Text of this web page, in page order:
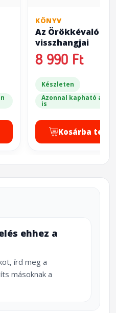
KÖNYV
Az Örökkévaló
visszhangjai
8 990 Ft
Készleten
Azonnal kapható a
is
Kosárba
ehhez a
írd meg a
másoknak a